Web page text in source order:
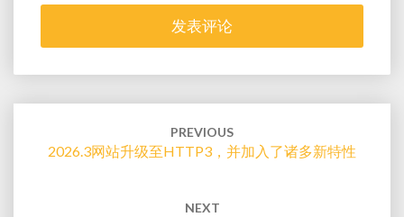
PREVIOUS
2026.3网站升级至HTTP3，并加入了诸多新特性
NEXT